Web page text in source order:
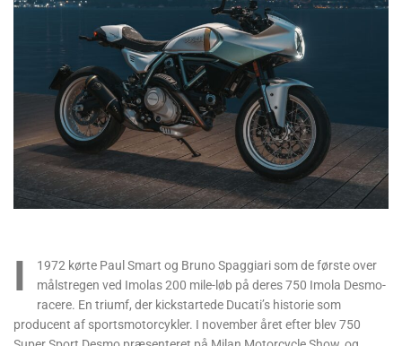
I
1972 kørte Paul Smart og Bruno Spaggiari som de første over
målstregen ved Imolas 200 mile-løb på deres 750 Imola Desmo-
racere. En triumf, der kickstartede Ducati’s historie som
producent af sportsmotorcykler. I november året efter blev 750